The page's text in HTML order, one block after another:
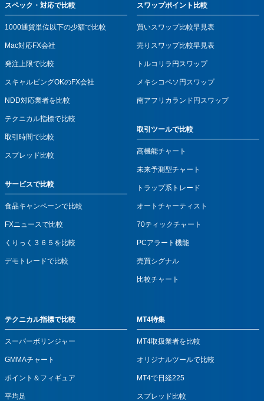
スペック・対応で比較
1000通貨単位以下の少額で比較
Mac対応FX会社
発注上限で比較
スキャルピングOKのFX会社
NDD対応業者を比較
テクニカル指標で比較
取引時間で比較
スプレッド比較
サービスで比較
食品キャンペーンで比較
FXニュースで比較
くりっく３６５を比較
デモトレードで比較
スワップポイント比較
買いスワップ比較早見表
売りスワップ比較早見表
トルコリラ円スワップ
メキシコペソ円スワップ
南アフリカランド円スワップ
取引ツールで比較
高機能チャート
未来予測型チャート
トラップ系トレード
オートチャーティスト
70ティックチャート
PCアラート機能
売買シグナル
比較チャート
テクニカル指標で比較
スーパーボリンジャー
GMMAチャート
ポイント＆フィギュア
平均足
MT4特集
MT4取扱業者を比較
オリジナルツールで比較
MT4で日経225
スプレッド比較